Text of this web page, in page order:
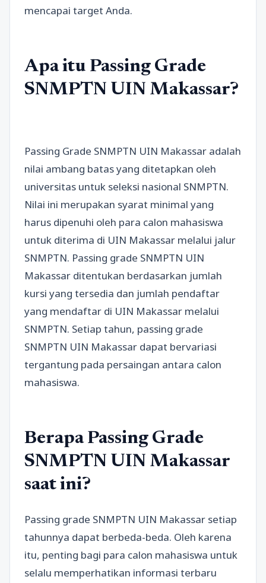
mencapai target Anda.
Apa itu Passing Grade
SNMPTN UIN Makassar?
Passing Grade SNMPTN UIN Makassar adalah
nilai ambang batas yang ditetapkan oleh
universitas untuk seleksi nasional SNMPTN.
Nilai ini merupakan syarat minimal yang
harus dipenuhi oleh para calon mahasiswa
untuk diterima di UIN Makassar melalui jalur
SNMPTN. Passing grade SNMPTN UIN
Makassar ditentukan berdasarkan jumlah
kursi yang tersedia dan jumlah pendaftar
yang mendaftar di UIN Makassar melalui
SNMPTN. Setiap tahun, passing grade
SNMPTN UIN Makassar dapat bervariasi
tergantung pada persaingan antara calon
mahasiswa.
Berapa Passing Grade
SNMPTN UIN Makassar
saat ini?
Passing grade SNMPTN UIN Makassar setiap
tahunnya dapat berbeda-beda. Oleh karena
itu, penting bagi para calon mahasiswa untuk
selalu memperhatikan informasi terbaru